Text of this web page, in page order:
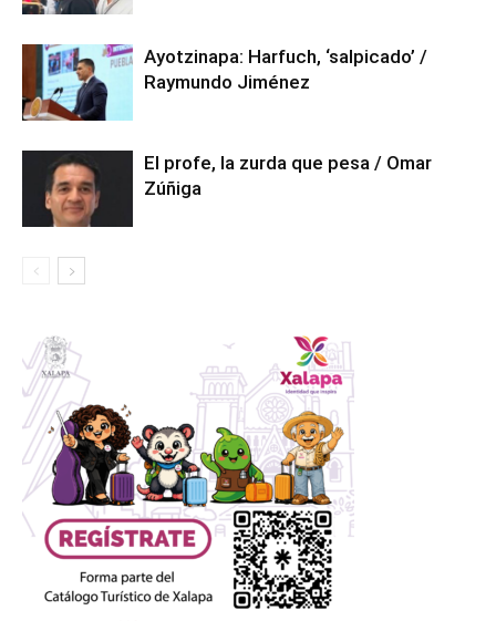
Ayotzinapa: Harfuch, ‘salpicado’ /
Raymundo Jiménez
El profe, la zurda que pesa / Omar
Zúñiga